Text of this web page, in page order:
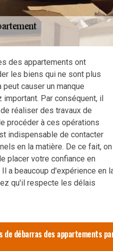
des appartements ont
les biens qui ne sont plus
causer un manque
Par conséquent, il
réaliser des travaux de
procéder à ces opérations
indispensable de contacter
en la matière. De ce fait, on
placer votre confiance en
a beaucoup d'expérience en
qu'il respecte les délais
de débarras des appartements